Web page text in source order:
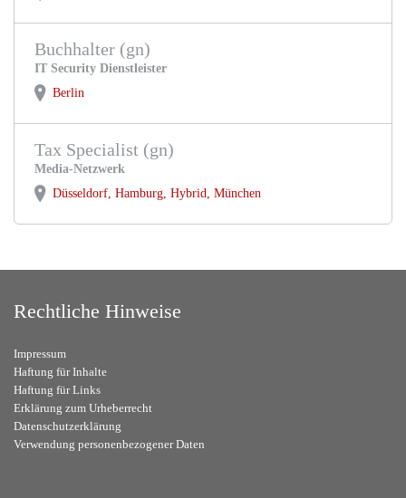
Buchhalter (gn)
IT Security Dienstleister
Berlin
Tax Specialist (gn)
Media-Netzwerk
Düsseldorf, Hamburg, Hybrid, München
Rechtliche Hinweise
Impressum
Haftung für Inhalte
Haftung für Links
Erklärung zum Urheberrecht
Datenschutzerklärung
Verwendung personenbezogener Daten